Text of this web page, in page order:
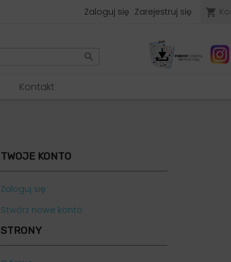
Zaloguj się Zarejestruj się shopping_cart

Kontakt
TWOJE KONTO
Zaloguj się
Stwórz nowe konto
STRONY